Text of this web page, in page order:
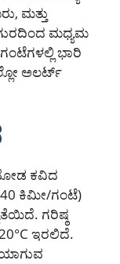
ಮತ್ತು
ಮಧ್ಯಮ
ಭಾರಿ
ಅಲರ್ಟ್
ಕವಿದ
ಕಿಮೀ/ಗಂಟೆ)
ಗರಿಷ್ಠ
ಇರಲಿದೆ.